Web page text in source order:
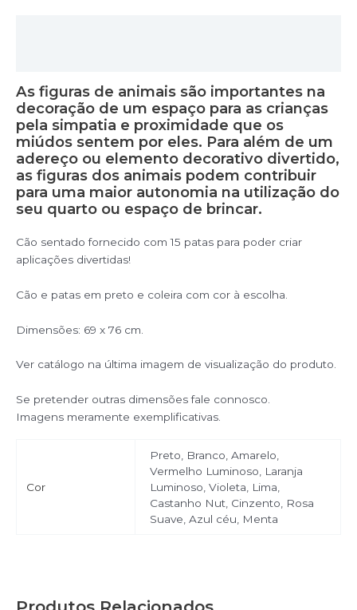
As figuras de animais são importantes na
decoração de um espaço para as crianças
pela simpatia e proximidade que os
miúdos sentem por eles. Para além de um
adereço ou elemento decorativo divertido,
as figuras dos animais podem contribuir
para uma maior autonomia na utilização do
seu quarto ou espaço de brincar.
Cão sentado fornecido com 15 patas para poder criar
aplicações divertidas!
Cão e patas em preto e coleira com cor à escolha.
Dimensões: 69 x 76 cm.
Ver catálogo na última imagem de visualização do produto.
Se pretender outras dimensões fale connosco.
Imagens meramente exemplificativas.
Cor
Preto, Branco, Amarelo,
Vermelho Luminoso, Laranja
Luminoso, Violeta, Lima,
Castanho Nut, Cinzento, Rosa
Suave, Azul céu, Menta